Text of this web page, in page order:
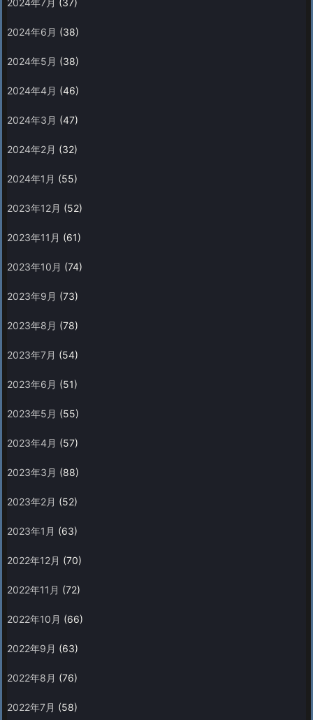
2024年7月 (37)
2024年6月 (38)
2024年5月 (38)
2024年4月 (46)
2024年3月 (47)
2024年2月 (32)
2024年1月 (55)
2023年12月 (52)
2023年11月 (61)
2023年10月 (74)
2023年9月 (73)
2023年8月 (78)
2023年7月 (54)
2023年6月 (51)
2023年5月 (55)
2023年4月 (57)
2023年3月 (88)
2023年2月 (52)
2023年1月 (63)
2022年12月 (70)
2022年11月 (72)
2022年10月 (66)
2022年9月 (63)
2022年8月 (76)
2022年7月 (58)